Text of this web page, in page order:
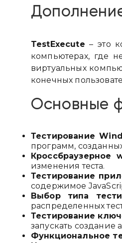
TestExecute – это
компьютерах, где
виртуальных
конечных
Основные
Тестирование
программ,
Кроссбраузерное
изменения теста.
Тестирование
содержимое
Выбор типа
распределенных
Тестирование
запускать создание
Функциональное